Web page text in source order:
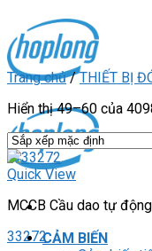
content
CẢM BIẾN
Trang chủ / THIẾT BỊ
Hiển thị 49–60 của
Quick View
MCCB Cầu dao tự
33272